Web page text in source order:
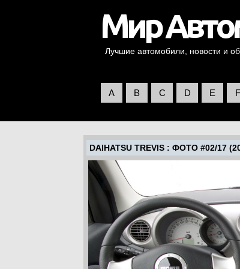
Лучшие автомобили, новости и
A B C D E F
DAIHATSU TREVIS: ФОТО #02/17